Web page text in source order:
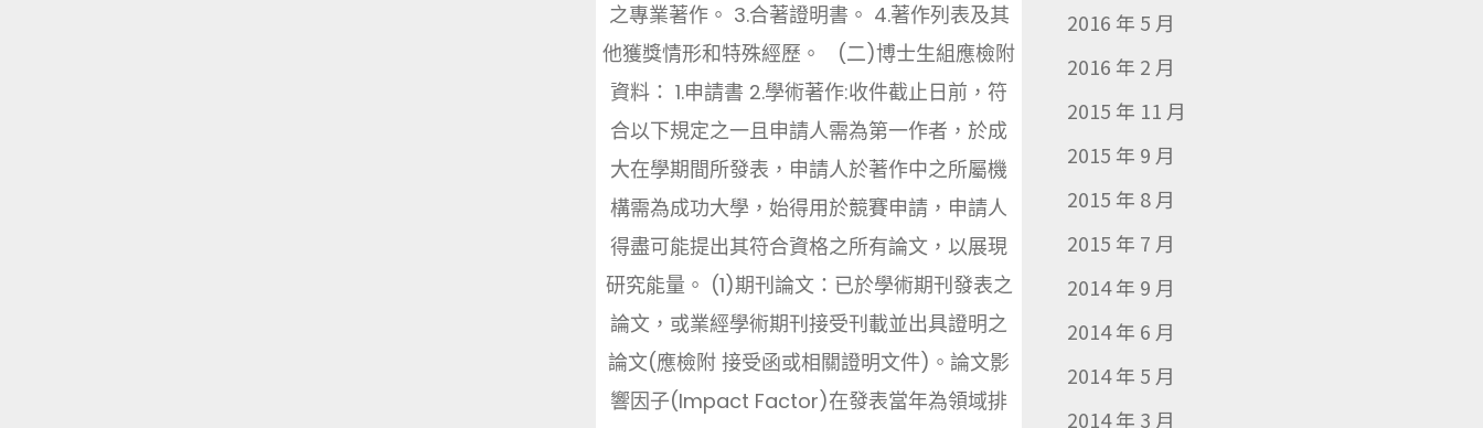
之專業著作。 3.合著證明書。 4.著作列表及其
他獲獎情形和特殊經歷。 (二)博士生組應檢附
資料： 1.申請書 2.學術著作:收件截止日前，符
合以下規定之一且申請人需為第一作者，於成
大在學期間所發表，申請人於著作中之所屬機
構需為成功大學，始得用於競賽申請，申請人
得盡可能提出其符合資格之所有論文，以展現
研究能量。 (1)期刊論文：已於學術期刊發表之
論文，或業經學術期刊接受刊載並出具證明之
論文(應檢附 接受函或相關證明文件)。論文影
響因子(Impact Factor)在發表當年為領域排
2016 年 5 月
2016 年 2 月
2015 年 11 月
2015 年 9 月
2015 年 8 月
2015 年 7 月
2014 年 9 月
2014 年 6 月
2014 年 5 月
2014 年 3 月